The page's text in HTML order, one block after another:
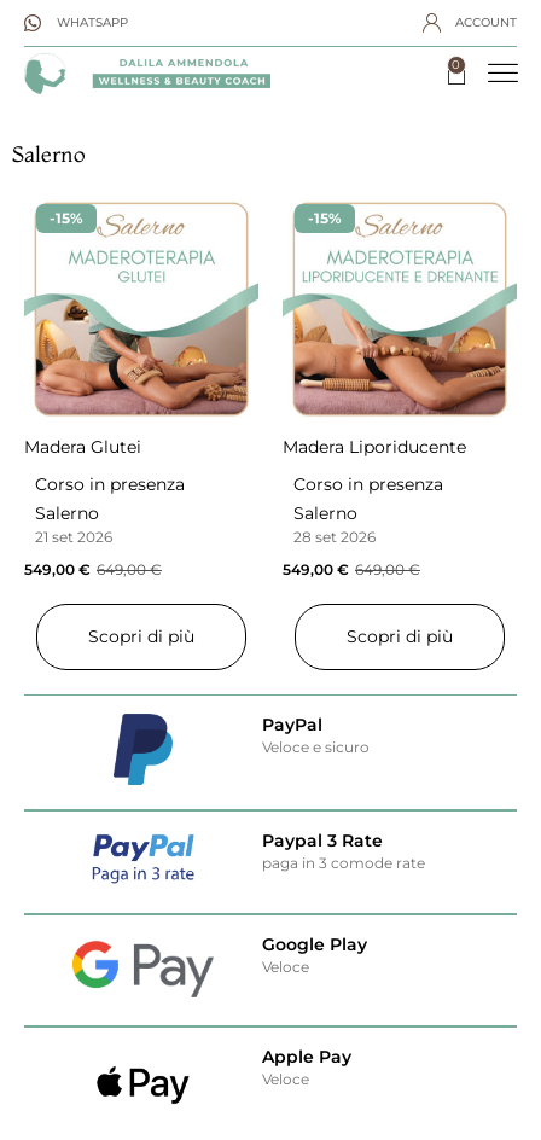
WHATSAPP ACCOUNT
0
Salerno
-15%
Madera Glutei
Corso in presenza
Salerno
21 set 2026
649,00€
549,00 €
Scopri di più
-15%
Madera Liporiducente
Corso in presenza
Salerno
28 set 2026
649,00€
549,00 €
Scopri di più
PayPal
Veloce e sicuro
Paypal 3 Rate
paga in 3 comode rate
Google Play
Veloce
Apple Pay
Veloce